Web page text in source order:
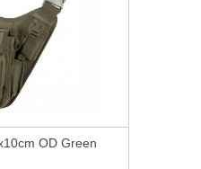
OD Green